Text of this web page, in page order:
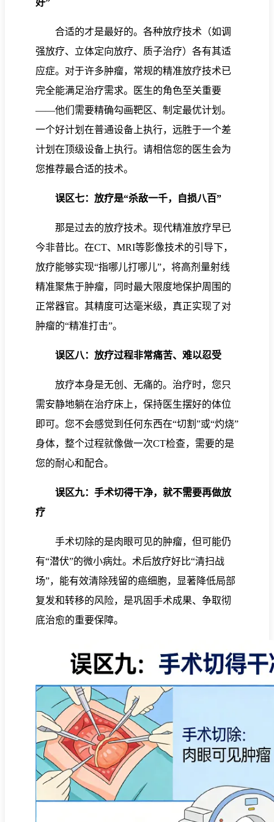
合适的才是最好的。各种放疗技术（如调
强放疗、立体定向放疗、质子治疗）各有其适
应症。对于许多肿瘤，常规的精准放疗技术已
完全能满足治疗需求。医生的角色至关重要
——他们需要精确勾画靶区、制定最优计划。
一个好计划在普通设备上执行，远胜于一个差
计划在顶级设备上执行。请相信您的医生会为
您推荐最合适的技术。
误区七：放疗是“杀敌一千，自损八百”
那是过去的放疗技术。现代精准放疗早已
今非昔比。在CT、MRI等影像技术的引导下，
放疗能够实现“指哪儿打哪儿”，将高剂量射线
精准聚焦于肿瘤，同时最大限度地保护周围的
正常器官。其精度可达毫米级，真正实现了对
肿瘤的“精准打击”。
误区八：放疗过程非常痛苦、难以忍受
放疗本身是无创、无痛的。治疗时，您只
需安静地躺在治疗床上，保持医生摆好的体位
即可。您不会感觉到任何东西在“切割”或“灼烧”
身体，整个过程就像做一次CT检查，需要的是
您的耐心和配合。
误区九：手术切得干净，就不需要再做放
疗
手术切除的是肉眼可见的肿瘤，但可能仍
有“潜伏”的微小病灶。术后放疗好比“清扫战
场”，能有效清除残留的癌细胞，显著降低局部
复发和转移的风险，是巩固手术成果、争取彻
底治愈的重要保障。